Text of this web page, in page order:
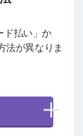
ド払い」か
法が異なりま